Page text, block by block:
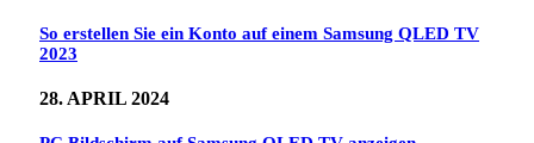
So erstellen Sie ein Konto auf einem Samsung QLED TV
2023
28. APRIL 2024